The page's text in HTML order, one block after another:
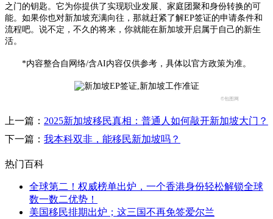
之门的钥匙。它为你提供了实现职业发展、家庭团聚和身份转换的可
能。如果你也对新加坡充满向往，那就赶紧了解EP签证的申请条件和
流程吧。说不定，不久的将来，你就能在新加坡开启属于自己的新生
活。
*内容整合自网络/含AI内容仅供参考，具体以官方政策为准。
©包图网
上一篇： 2025新加坡移民真相：普通人如何敲开新加坡大门？
下一篇： 我本科双非，能移民新加坡吗？
热门百科
全球第二！权威榜单出炉，一个香港身份轻松解锁全球
数一数二优势！
美国移民排期出炉；这三国不再免签爱尔兰